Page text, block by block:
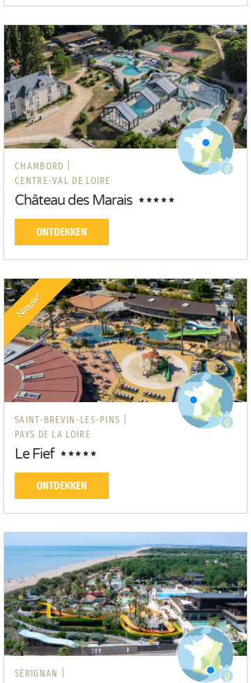
CHAMBORD |
CENTRE-VAL DE LOIRE
Château des Marais
ONTDEKKEN
Nieuw!
SAINT-BREVIN-LES-PINS |
PAYS DE LA LOIRE
Le Fief
ONTDEKKEN
SÉRIGNAN |